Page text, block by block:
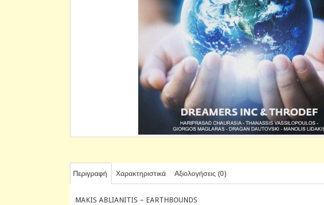
Περιγραφή Χαρακτηριστικά Αξιολογήσεις (0)
MAKIS ABLIANITIS – EARTHBOUNDS